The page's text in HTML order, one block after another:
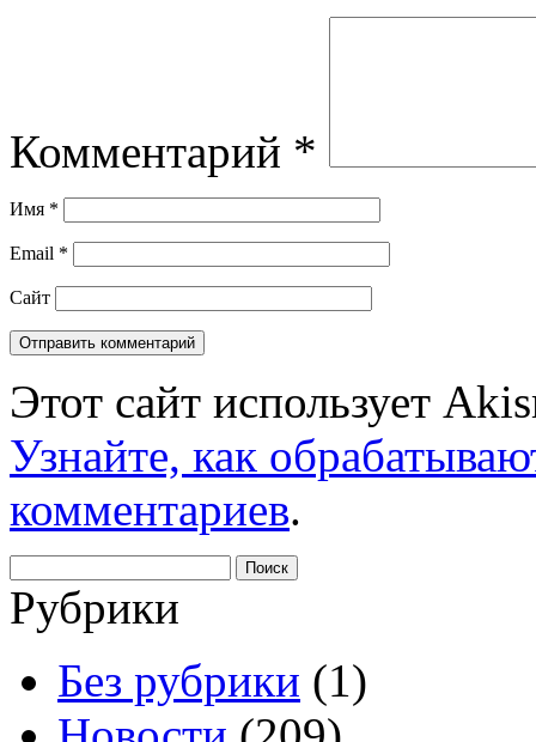
Комментарий *
Имя *
Email *
Сайт
Этот сайт использует
Узнайте, как
комментариев.
Рубрики
Без рубрики (1)